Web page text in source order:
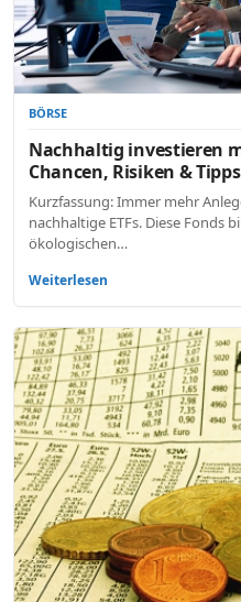
BÖRSE
Nachhaltig investieren
Chancen, Risiken & Tipps
Kurzfassung: Immer mehr
nachhaltige ETFs. Diese Fonds
ökologischen…
Weiterlesen